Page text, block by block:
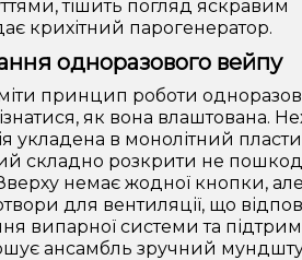
тішить погляд яскравим
крихітний парогенератор.
одноразового вейпу
принцип роботи
як вона влаштована.
укладена в монолітний
складно розкрити не
Зверху немає жодної кнопки,
для вентиляції, що
випарної системи та
ансамбль зручний